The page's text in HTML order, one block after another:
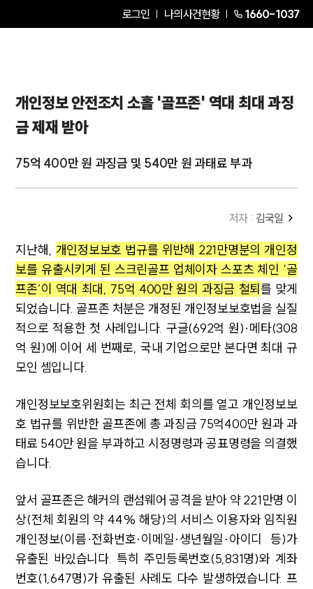
로그인 나의사건현황 1660-1037
개인정보 안전조치 소홀 '골프존' 역대 최대 과징
금 제재 받아
75억 400만 원 과징금 및 540만 원 과태료 부과
저자 : 김국일
지난해, 개인정보보호 법규를 위반해 221만명분의 개인정
보를 유출시키게 된 스크린골프 업체이자 스포츠 체인 ‘골
프존’이 역대 최대, 75억 400만 원의 과징금 철퇴를 맞게
되었습니다. 골프존 처분은 개정된 개인정보보호법을 실질
적으로 적용한 첫 사례입니다. 구글(692억 원)·메타(308
억 원)에 이어 세 번째로, 국내 기업으로만 본다면 최대 규
모인 셈입니다.
개인정보보호위원회는 최근 전체 회의를 열고 개인정보보
호 법규를 위반한 골프존에 총 과징금 75억400만 원과 과
태료 540만 원을 부과하고 시정명령과 공표명령을 의결했
습니다.
앞서 골프존은 해커의 랜섬웨어 공격을 받아 약 221만명 이
상(전체 회원의 약 44% 해당)의 서비스 이용자와 임직원
개인정보(이름·전화번호·이메일·생년월일·아이디 등)가
유출된 바있습니다. 특히 주민등록번호(5,831명)와 계좌
번호(1,647명)가 유출된 사례도 다수 발생하였습니다. 프